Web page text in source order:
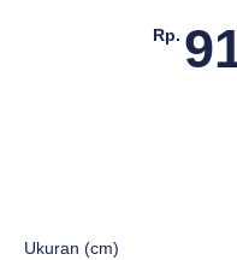
Rp.
Ukuran (cm)